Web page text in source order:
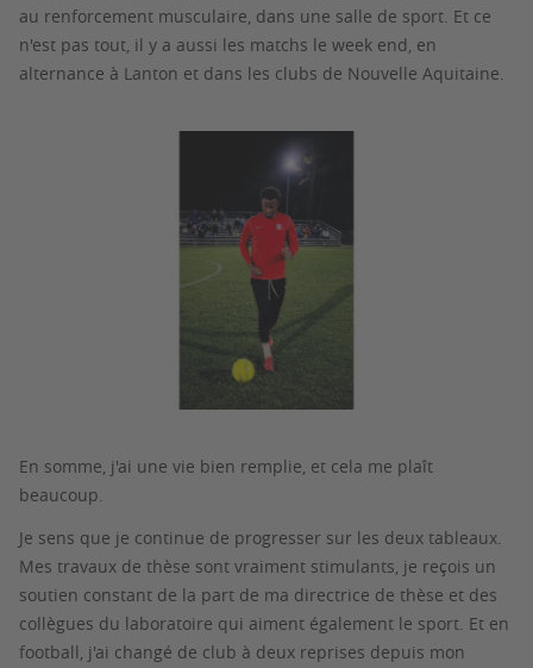
au renforcement musculaire, dans une salle de sport. Et ce
n'est pas tout, il y a aussi les matchs le week end, en
alternance à Lanton et dans les clubs de Nouvelle Aquitaine.
En somme, j'ai une vie bien remplie, et cela me plaît
beaucoup.
Je sens que je continue de progresser sur les deux tableaux.
Mes travaux de thèse sont vraiment stimulants, je reçois un
soutien constant de la part de ma directrice de thèse et des
collègues du laboratoire qui aiment également le sport. Et en
football, j'ai changé de club à deux reprises depuis mon